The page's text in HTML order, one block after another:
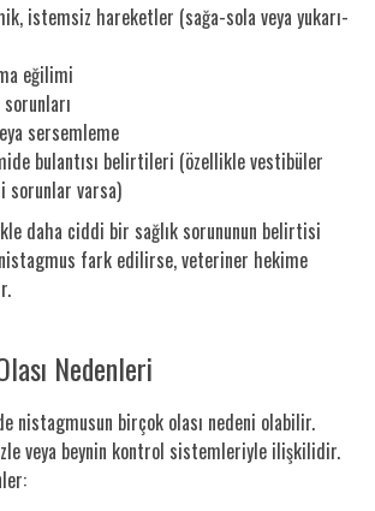
istemsiz hareketler (sağa-sola veya yukarı-
eğilimi
sersemleme
bulantısı belirtileri (özellikle vestibüler
varsa)
daha ciddi bir sağlık sorununun belirtisi
fark edilirse, veteriner hekime
Nedenleri
nistagmusun birçok olası nedeni olabilir.
veya beynin kontrol sistemleriyle ilişkilidir.